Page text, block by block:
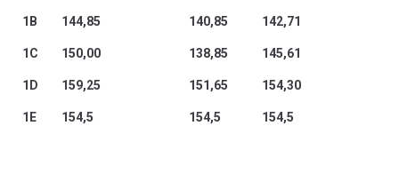
1B 144,85 140,85 142,71
1C 150,00 138,85 145,61
1D 159,25 151,65 154,30
1E 154,5 154,5 154,5